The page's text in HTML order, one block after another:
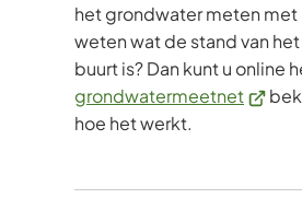
het grondwater meten
weten wat de stand van
buurt is? Dan kunt u online
grondwatermeetnet
hoe het werkt.